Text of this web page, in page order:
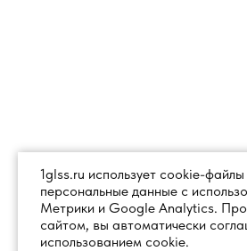
1glss.ru использует cookie-
персональные данные с
Метрики и Google Analytics.
сайтом, вы автоматически
использованием cookie.